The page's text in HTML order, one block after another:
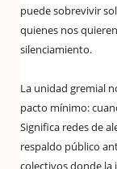
puede sobrevivir
quienes nos
silenciamiento.
La unidad gremial
pacto mínimo:
Significa redes de
respaldo público